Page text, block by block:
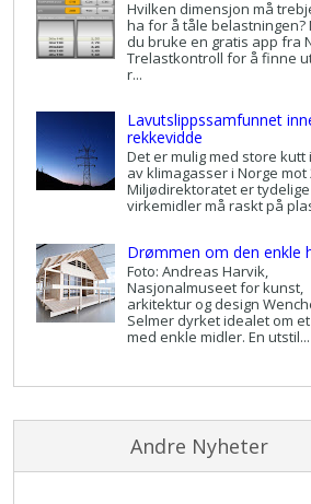
Hvilken dimensjon må
ha for å tåle belastningen?
du bruke en gratis app fra
Trelastkontroll for å finne
r...
Lavutslippssamfunnet
rekkevidde
Det er mulig med store kutt
av klimagasser i Norge mot
Miljødirektoratet er
virkemidler må raskt på
Drømmen om den enkle
Foto: Andreas Harvik,
Nasjonalmuseet for kunst,
arkitektur og design
Selmer dyrket idealet om
med enkle midler. En utstil...
Andre Nyheter